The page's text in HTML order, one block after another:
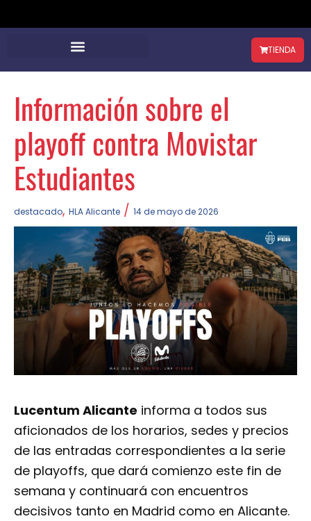
TIENDA
Información sobre el
playoff contra Movistar
Estudiantes
destacado, HLA Alicante / 14 de mayo de 2026
Lucentum Alicante informa a todos sus
aficionados de los horarios, sedes y precios
de las entradas correspondientes a la serie
de playoffs, que dará comienzo este fin de
semana y continuará con encuentros
decisivos tanto en Madrid como en Alicante.